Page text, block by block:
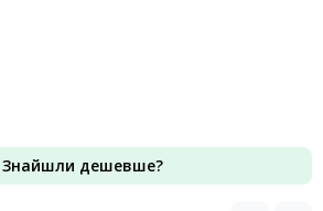
Знайшли дешевше?